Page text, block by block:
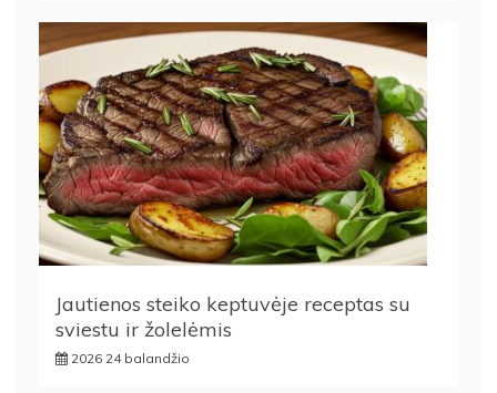
Jautienos steiko keptuvėje receptas su
sviestu ir žolelėmis
2026 24 balandžio